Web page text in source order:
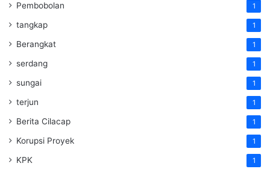
Pembobolan 1
tangkap 1
Berangkat 1
serdang 1
sungai 1
terjun 1
Berita Cilacap 1
Korupsi Proyek 1
KPK 1